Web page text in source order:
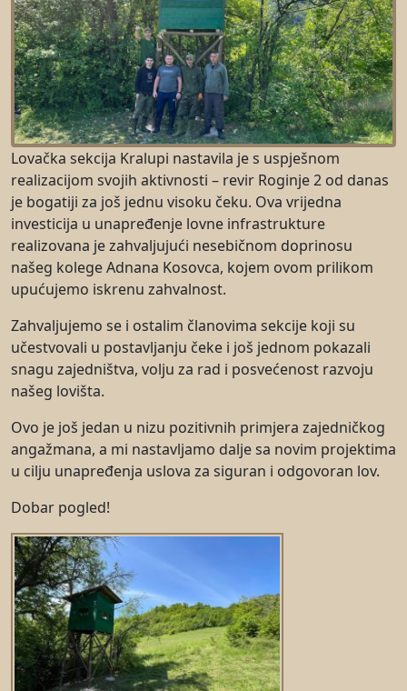
Lovačka sekcija Kralupi nastavila je s uspješnom
realizacijom svojih aktivnosti – revir Roginje 2 od danas
je bogatiji za još jednu visoku čeku. Ova vrijedna
investicija u unapređenje lovne infrastrukture
realizovana je zahvaljujući nesebičnom doprinosu
našeg kolege Adnana Kosovca, kojem ovom prilikom
upućujemo iskrenu zahvalnost.
Zahvaljujemo se i ostalim članovima sekcije koji su
učestvovali u postavljanju čeke i još jednom pokazali
snagu zajedništva, volju za rad i posvećenost razvoju
našeg lovišta.
Ovo je još jedan u nizu pozitivnih primjera zajedničkog
angažmana, a mi nastavljamo dalje sa novim projektima
u cilju unapređenja uslova za siguran i odgovoran lov.
Dobar pogled!